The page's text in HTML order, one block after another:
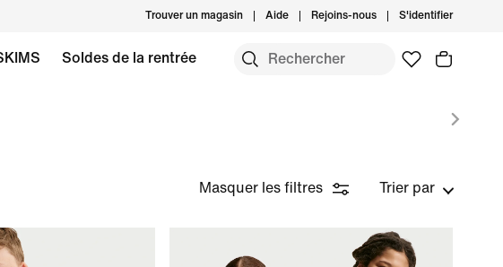
Trouver un magasin Aide Rejoins-nous S'identifier
Soldes de la rentrée
Masquer les filtres Trier par